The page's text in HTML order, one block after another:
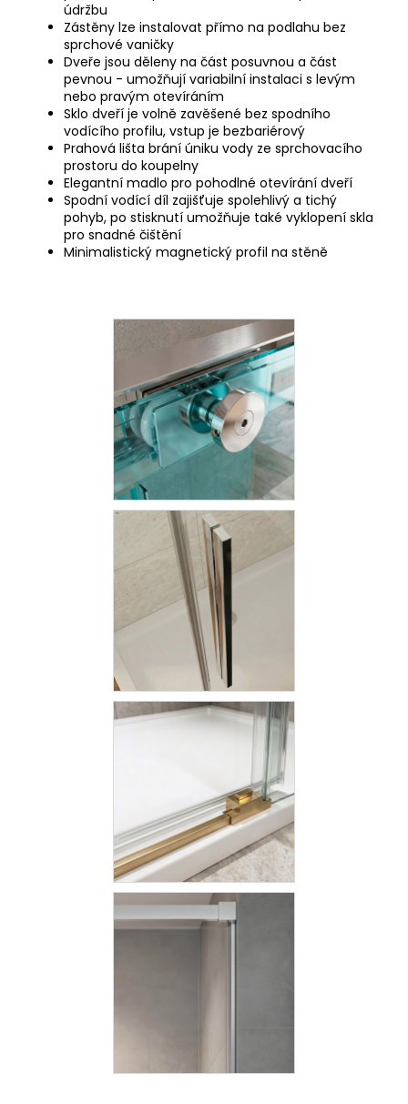
údržbu
Zástěny lze instalovat přímo na podlahu bez
sprchové vaničky
Dveře jsou děleny na část posuvnou a část
pevnou - umožňují variabilní instalaci s levým
nebo pravým otevíráním
Sklo dveří je volně zavěšené bez spodního
vodícího profilu, vstup je bezbariérový
Prahová lišta brání úniku vody ze sprchovacího
prostoru do koupelny
Elegantní madlo pro pohodlné otevírání dveří
Spodní vodící díl zajišťuje spolehlivý a tichý
pohyb, po stisknutí umožňuje také vyklopení skla
pro snadné čištění
Minimalistický magnetický profil na stěně